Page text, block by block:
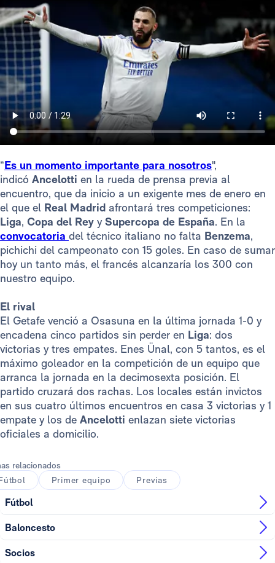
“Es un momento importante para nosotros",
indicó Ancelotti en la rueda de prensa previa al
encuentro, que da inicio a un exigente mes de enero en
el que el Real Madrid afrontará tres competiciones:
Liga, Copa del Rey ySupercopa de España. En la
convocatoria del técnico italiano no falta Benzema,
pichichi del campeonato con 15 goles. En caso de sumar
hoy un tanto más, el francés alcanzaría los 300 con
nuestro equipo.
El rival
El Getafe venció a Osasuna en la última jornada 1-0 y
encadena cinco partidos sin perder en Liga: dos
victorias y tres empates. Enes Ünal, con 5 tantos, es el
máximo goleador en la competición de un equipo que
arranca la jornada en la decimosexta posición. El
partido cruzará dos rachas. Los locales están invictos
en sus cuatro últimos encuentros en casa 3 victorias y 1
empate y los de Ancelotti enlazan siete victorias
oficiales a domicilio.
relacionados
Primer equipo Previas
Fútbol
Baloncesto
Socios